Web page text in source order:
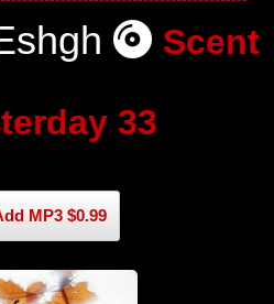
Scent
33
MP3 $0.99